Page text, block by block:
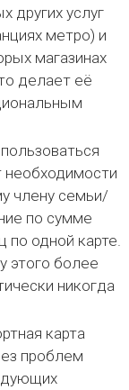
других услуг
метро) и
магазинах
делает её
члену семьи/
по сумме
одной карте.
этого более
никогда
карта
проблем